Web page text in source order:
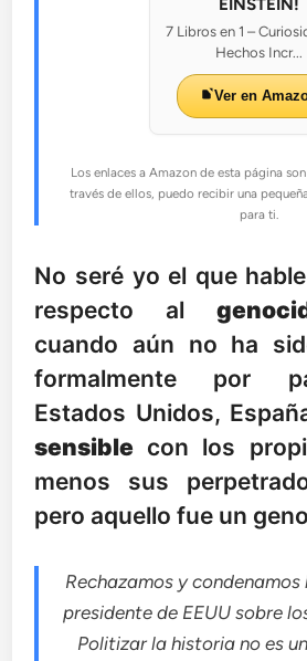
EINSTEIN!
7 Libros en 1 –
Hechos Incr...
Ver en
Los enlaces a Amazon de esta página
través de ellos, puedo recibir una
para ti.
No seré yo el que
respecto al
cuando aún no ha
formalmente por
Estados Unidos,
sensible con los
menos sus
pero aquello fue un
Rechazamos y
presidente de EEUU sobre
Politizar la historia no es